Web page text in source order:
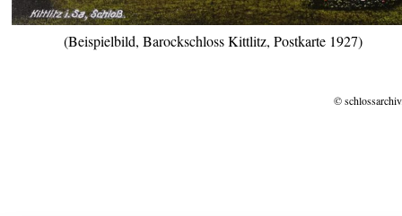
(Beispielbild, Barockschloss Kittlitz, Postkarte 1927)
©